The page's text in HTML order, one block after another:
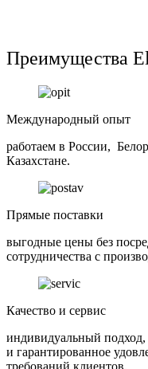
Преимущества
Международный опыт
работаем в России,
Казахстане.
Прямые поставки
выгодные цены без
сотрудничества с
Качество и сервис
индивидуальный
и гарантированное
требований клиентов.